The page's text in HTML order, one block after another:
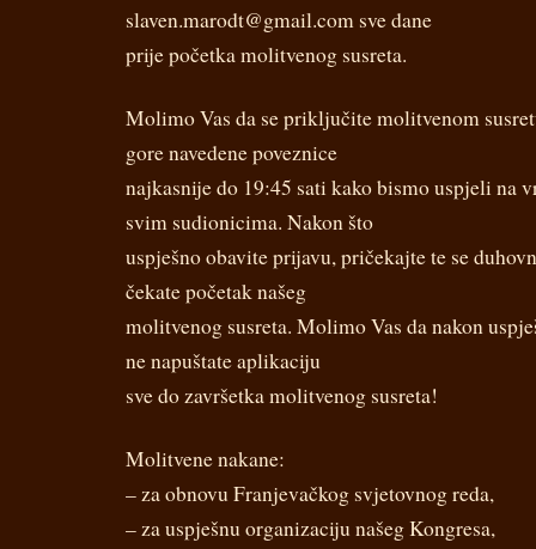
slaven.marodt@gmail.com sve dane
prije početka molitvenog susreta.
Molimo Vas da se priključite molitvenom
gore navedene poveznice
najkasnije do 19:45 sati kako bismo uspjeli na
svim sudionicima. Nakon što
uspješno obavite prijavu, pričekajte te se
čekate početak našeg
molitvenog susreta. Molimo Vas da nakon
ne napuštate aplikaciju
sve do završetka molitvenog susreta!
Molitvene nakane:
– za obnovu Franjevačkog svjetovnog reda,
– za uspješnu organizaciju našeg Kongresa,